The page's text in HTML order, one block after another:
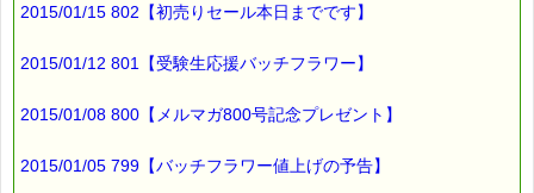
2015/01/15 802【初売りセール本日までです】
2015/01/12 801【受験生応援バッチフラワー】
2015/01/08 800【メルマガ800号記念プレゼント】
2015/01/05 799【バッチフラワー値上げの予告】